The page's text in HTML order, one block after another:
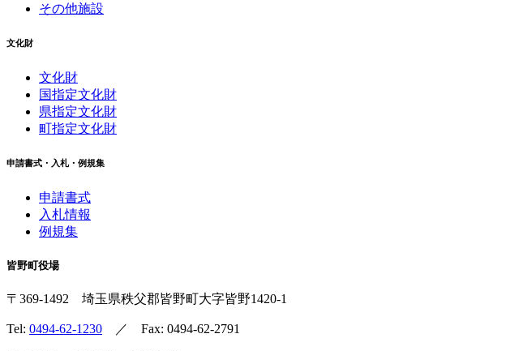
その他施設
文化財
文化財
国指定文化財
県指定文化財
町指定文化財
申請書式・入札・例規集
申請書式
入札情報
例規集
皆野町役場
〒369-1492 埼玉県秩父郡皆野町 大字皆野1420-1
Tel: 0494-62-1230 ／ Fax: 0494-62-2791